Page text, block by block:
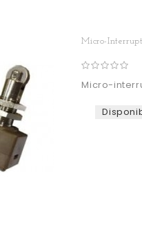
Micro-
Micro-